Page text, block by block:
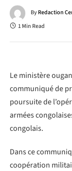
ByRedaction
1 Min Read
Le ministère
communiqué de
poursuite de
armées
congolais.
Dans ce
coopération